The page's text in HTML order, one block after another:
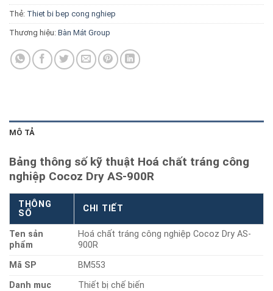
Thẻ: Thiet bi bep cong nghiep
Thương hiệu: Bàn Mát Group
MÔ TẢ
Bảng thông số kỹ thuật Hoá chất tráng công
nghiệp Cocoz Dry AS-900R
THÔNG
SỐ
CHI TIẾT
Ten sản
phẩm
Hoá chất tráng công nghiệp Cocoz Dry AS-
900R
Mã SP
BM553
Danh muc
Thiết bị chế biến